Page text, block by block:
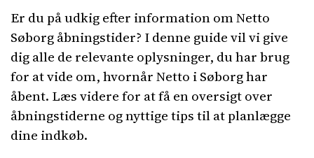
Er du på udkig efter information om Netto
Søborg åbningstider? I denne guide vil vi give
dig alle de relevante oplysninger, du har brug
for at vide om, hvornår Netto i Søborg har
åbent. Læs videre for at få en oversigt over
åbningstiderne og nyttige tips til at planlægge
dine indkøb.